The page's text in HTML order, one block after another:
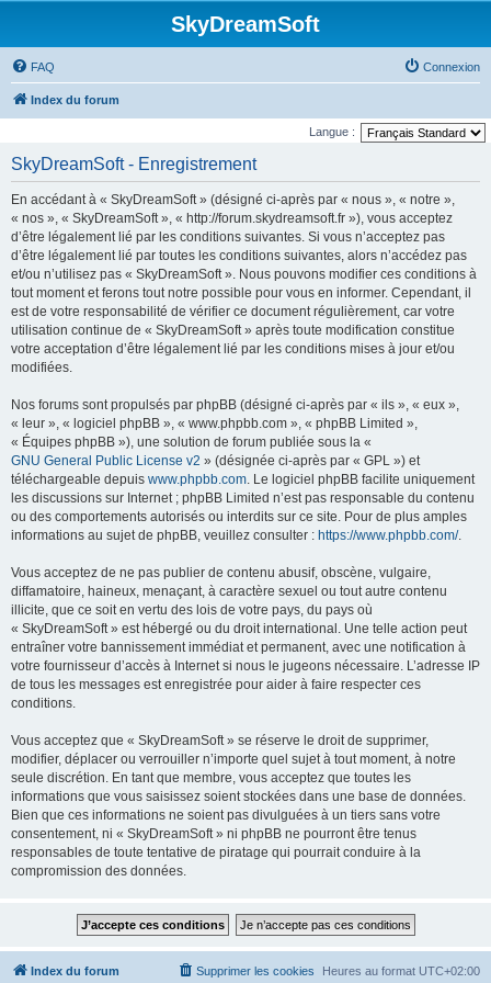
SkyDreamSoft
FAQ Connexion
Index du forum
Langue :
SkyDreamSoft - Enregistrement
En accédant à « SkyDreamSoft » (désigné ci-après par « nous », « notre »,
« nos », « SkyDreamSoft », « http://forum.skydreamsoft.fr »), vous acceptez
d’être légalement lié par les conditions suivantes. Si vous n’acceptez pas
d’être légalement lié par toutes les conditions suivantes, alors n’accédez pas
et/ou n’utilisez pas « SkyDreamSoft ». Nous pouvons modifier ces conditions à
tout moment et ferons tout notre possible pour vous en informer. Cependant, il
est de votre responsabilité de vérifier ce document régulièrement, car votre
utilisation continue de « SkyDreamSoft » après toute modification constitue
votre acceptation d’être légalement lié par les conditions mises à jour et/ou
modifiées.
Nos forums sont propulsés par phpBB (désigné ci-après par « ils », « eux »,
« leur », « logiciel phpBB », « www.phpbb.com », « phpBB Limited »,
« Équipes phpBB »), une solution de forum publiée sous la «
GNU General Public License v2 » (désignée ci-après par « GPL ») et
téléchargeable depuis www.phpbb.com. Le logiciel phpBB facilite uniquement
les discussions sur Internet ; phpBB Limited n’est pas responsable du contenu
ou des comportements autorisés ou interdits sur ce site. Pour de plus amples
informations au sujet de phpBB, veuillez consulter : https://www.phpbb.com/.
Vous acceptez de ne pas publier de contenu abusif, obscène, vulgaire,
diffamatoire, haineux, menaçant, à caractère sexuel ou tout autre contenu
illicite, que ce soit en vertu des lois de votre pays, du pays où
« SkyDreamSoft » est hébergé ou du droit international. Une telle action peut
entraîner votre bannissement immédiat et permanent, avec une notification à
votre fournisseur d’accès à Internet si nous le jugeons nécessaire. L’adresse IP
de tous les messages est enregistrée pour aider à faire respecter ces
conditions.
Vous acceptez que « SkyDreamSoft » se réserve le droit de supprimer,
modifier, déplacer ou verrouiller n’importe quel sujet à tout moment, à notre
seule discrétion. En tant que membre, vous acceptez que toutes les
informations que vous saisissez soient stockées dans une base de données.
Bien que ces informations ne soient pas divulguées à un tiers sans votre
consentement, ni « SkyDreamSoft » ni phpBB ne pourront être tenus
responsables de toute tentative de piratage qui pourrait conduire à la
compromission des données.
Index du forum Heures au format UTC+02:00
Supprimer les cookies